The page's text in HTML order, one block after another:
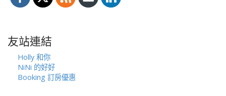
友站連結
Holly 和你
NiNi 的好好
Booking 訂房優惠